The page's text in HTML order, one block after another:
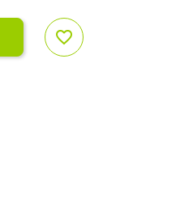
favorite_border